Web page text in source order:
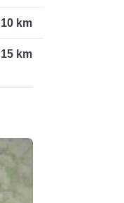
10 km
15 km